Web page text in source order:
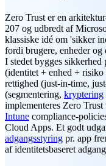
Zero Trust er en
207 og udbredt af
klassiske idé om 'sikker
fordi brugere, enheder og
I stedet bygges
(identitet + enhed +
rettighed (just-in-time,
(segmentering, kryptering
implementeres Zero Trust
Intune compliance-
Cloud Apps. Et godt
adgangsstyring pr. app
af identitetsbaseret